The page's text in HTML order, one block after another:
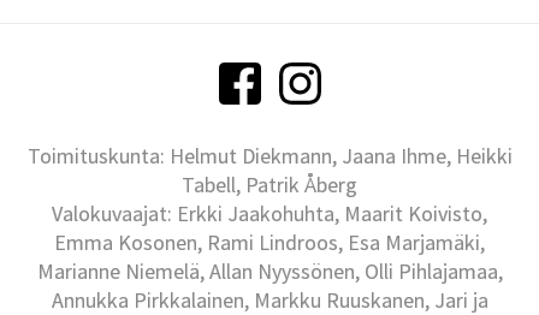
Toimituskunta: Helmut Diekmann, Jaana Ihme, Heikki
Tabell, Patrik Åberg
Valokuvaajat: Erkki Jaakohuhta, Maarit Koivisto,
Emma Kosonen, Rami Lindroos, Esa Marjamäki,
Marianne Niemelä, Allan Nyyssönen, Olli Pihlajamaa,
Annukka Pirkkalainen, Markku Ruuskanen, Jari ja